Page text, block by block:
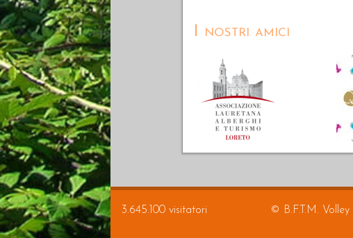
I nostri amici
3.645.100 visitatori © B.F.T.M.